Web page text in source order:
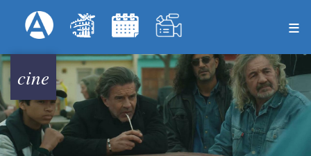
al
principal
Menú Superior
cine